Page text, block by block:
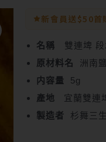
新會員送$50首
名稱 雙連埤 段
原材料名 洲南
内容量 5g
產地
宜蘭雙連
製造者
杉舞三生